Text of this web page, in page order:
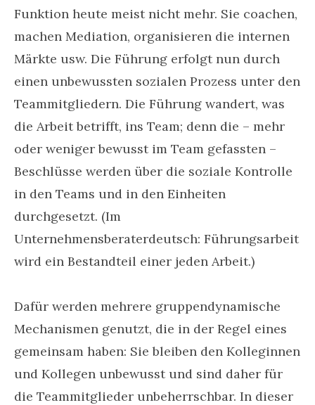
Funktion heute meist nicht mehr. Sie coachen,
machen Mediation, organisieren die internen
Märkte usw. Die Führung erfolgt nun durch
einen unbewussten sozialen Prozess unter den
Teammitgliedern. Die Führung wandert, was
die Arbeit betrifft, ins Team; denn die – mehr
oder weniger bewusst im Team gefassten –
Beschlüsse werden über die soziale Kontrolle
in den Teams und in den Einheiten
durchgesetzt. (Im
Unternehmensberaterdeutsch: Führungsarbeit
wird ein Bestandteil einer jeden Arbeit.)
Dafür werden mehrere gruppendynamische
Mechanismen genutzt, die in der Regel eines
gemeinsam haben: Sie bleiben den Kolleginnen
und Kollegen unbewusst und sind daher für
die Teammitglieder unbeherrschbar. In dieser